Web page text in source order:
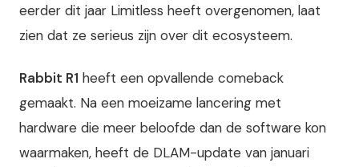
eerder dit jaar Limitless heeft overgenomen, laat
zien dat ze serieus zijn over dit ecosysteem.
Rabbit R1 heeft een opvallende comeback
gemaakt. Na een moeizame lancering met
hardware die meer beloofde dan de software kon
waarmaken, heeft de DLAM-update van januari